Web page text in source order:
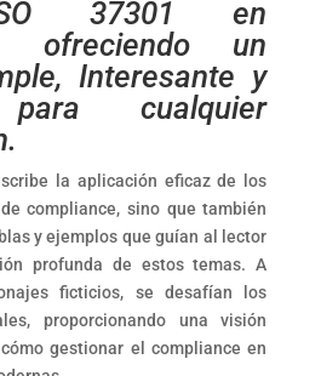
37301 en
ofreciendo un
Interesante y
cualquier
la aplicación eficaz de los
compliance, sino que también
y ejemplos que guían al lector
profunda de estos temas. A
ficticios, se desafían los
proporcionando una visión
gestionar el compliance en